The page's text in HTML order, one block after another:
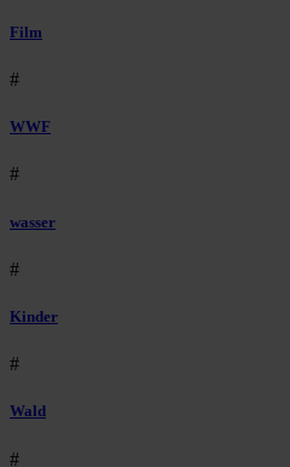
Film
#
WWF
#
wasser
#
Kinder
#
Wald
#